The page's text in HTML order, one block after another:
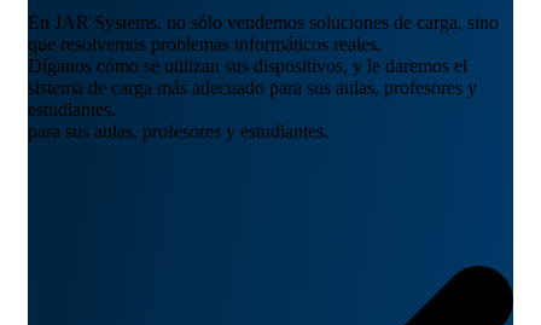
En JAR Systems, no sólo vendemos soluciones de carga, sino
que resolvemos problemas informáticos reales.
Díganos cómo se utilizan sus dispositivos, y le daremos el
sistema de carga más adecuado para sus aulas, profesores y
estudiantes.
para sus aulas, profesores y estudiantes.